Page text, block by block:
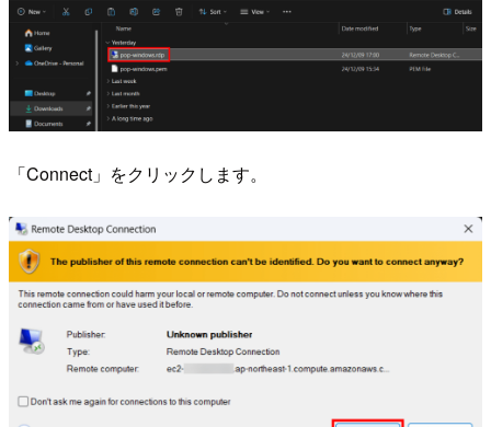
「Connect」をクリックします。